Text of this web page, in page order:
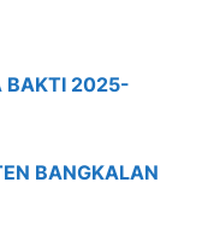
BAKTI 2025-
BANGKALAN